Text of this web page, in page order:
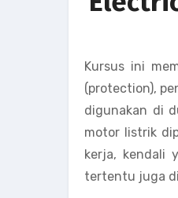
Kursus ini
(protection),
digunakan di
motor listrik
kerja, kendali
tertentu juga